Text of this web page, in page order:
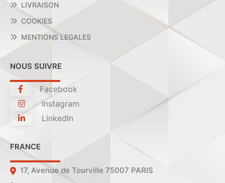
LIVRAISON
COOKIES
MENTIONS LEGALES
NOUS SUIVRE
Facebook
Instagram
LinkedIn
FRANCE
17, Avenue de Tourville 75007 PARIS